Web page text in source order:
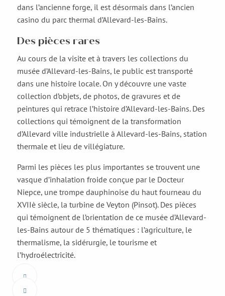
dans l’ancienne forge, il est désormais dans l’ancien
casino du parc thermal d’Allevard-les-Bains.
Des pièces rares
Au cours de la visite et à travers les collections du
musée d’Allevard-les-Bains, le public est transporté
dans une histoire locale. On y découvre une vaste
collection d’objets, de photos, de gravures et de
peintures qui retrace l’histoire d’Allevard-les-Bains. Des
collections qui témoignent de la transformation
d’Allevard ville industrielle à Allevard-les-Bains, station
thermale et lieu de villégiature.
Parmi les pièces les plus importantes se trouvent une
vasque d’inhalation froide conçue par le Docteur
Niepce, une trompe dauphinoise du haut fourneau du
XVIIè siècle, la turbine de Veyton (Pinsot). Des pièces
qui témoignent de l’orientation de ce musée d’Allevard-
les-Bains autour de 5 thématiques : l’agriculture, le
thermalisme, la sidérurgie, le tourisme et
l’hydroélectricité.